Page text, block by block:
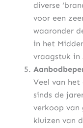
diverse
voor een
waaronder
in het
vraagstuk in
Veel van
sinds de
verkoop van
kluizen van